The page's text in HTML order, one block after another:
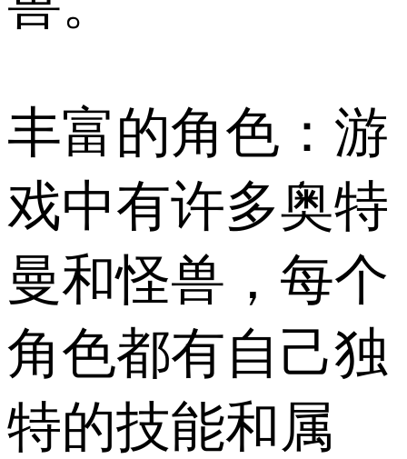
丰富的角色：游
戏中有许多奥特
曼和怪兽，每个
角色都有自己独
特的技能和属